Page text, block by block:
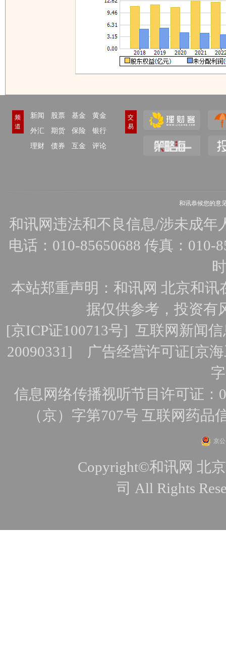
频
道
新闻 股票 基金
黄金
外汇
期货 保险
银行
理财
债券 互金 评论
交
易
和讯恭候您的意
和讯网违法和不良信息/涉未成年
电话：010-85650688 传真：010-
本站郑重声明：和讯网 北京和
据仅供参考，投资有
[京ICP证100713号]互联网新闻
20090331] 广告经营许可证[京
信息网络传播视听节目许可证：
（京）字第707号 互联网药品
京
Copyright©和讯网 北
司 All Rights